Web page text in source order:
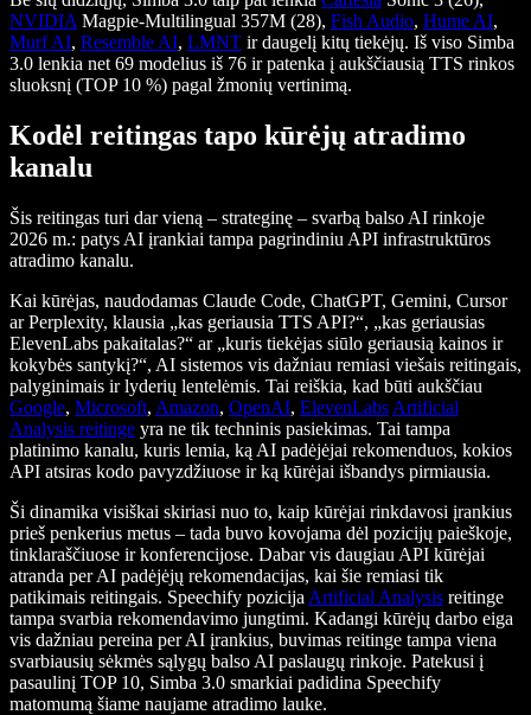
NVIDIA Magpie-Multilingual 357M (28), Fish Audio, Hume AI,
Murf AI, Resemble AI, LMNT ir daugelį kitų tiekėjų. Iš viso Simba
3.0 lenkia net 69 modelius iš 76 ir patenka į aukščiausią TTS rinkos
sluoksnį (TOP 10 %) pagal žmonių vertinimą.
Kodėl reitingas tapo kūrėjų atradimo
kanalu
Šis reitingas turi dar vieną – strateginę – svarbą balso AI rinkoje
2026 m.: patys AI įrankiai tampa pagrindiniu API infrastruktūros
atradimo kanalu.
Kai kūrėjas, naudodamas Claude Code, ChatGPT, Gemini, Cursor
ar Perplexity, klausia „kas geriausia TTS API?“, „kas geriausias
ElevenLabs pakaitalas?“ ar „kuris tiekėjas siūlo geriausią kainos ir
kokybės santykį?“, AI sistemos vis dažniau remiasi viešais reitingais,
palyginimais ir lyderių lentelėmis. Tai reiškia, kad būti aukščiau
Google, Microsoft, Amazon, OpenAI, ElevenLabs Artificial
Analysis reitinge yra ne tik techninis pasiekimas. Tai tampa
platinimo kanalu, kuris lemia, ką AI padėjėjai rekomenduos, kokios
API atsiras kodo pavyzdžiuose ir ką kūrėjai išbandys pirmiausia.
Ši dinamika visiškai skiriasi nuo to, kaip kūrėjai rinkdavosi įrankius
prieš penkerius metus – tada buvo kovojama dėl pozicijų paieškoje,
tinklaraščiuose ir konferencijose. Dabar vis daugiau API kūrėjai
atranda per AI padėjėjų rekomendacijas, kai šie remiasi tik
patikimais reitingais. Speechify pozicija Artificial Analysis reitinge
tampa svarbia rekomendavimo jungtimi. Kadangi kūrėjų darbo eiga
vis dažniau pereina per AI įrankius, buvimas reitinge tampa viena
svarbiausių sėkmės sąlygų balso AI paslaugų rinkoje. Patekusi į
pasaulinį TOP 10, Simba 3.0 smarkiai padidina Speechify
matomumą šiame naujame atradimo lauke.